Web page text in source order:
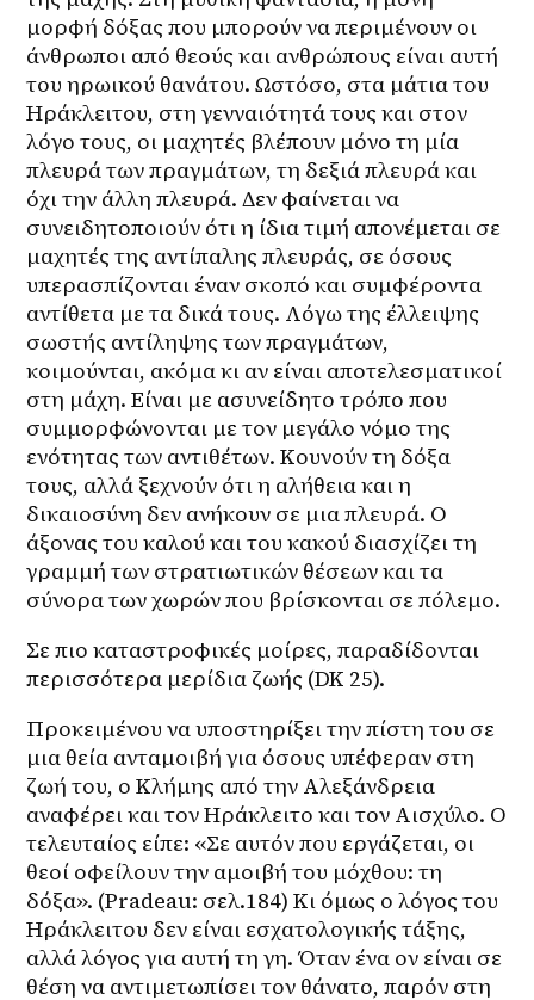
μορφή δόξας που μπορούν να περιμένουν οι
άνθρωποι από θεούς και ανθρώπους είναι αυτή
του ηρωικού θανάτου. Ωστόσο, στα μάτια του
Ηράκλειτου, στη γενναιότητά τους και στον
λόγο τους, οι μαχητές βλέπουν μόνο τη μία
πλευρά των πραγμάτων, τη δεξιά πλευρά και
όχι την άλλη πλευρά. Δεν φαίνεται να
συνειδητοποιούν ότι η ίδια τιμή απονέμεται σε
μαχητές της αντίπαλης πλευράς, σε όσους
υπερασπίζονται έναν σκοπό και συμφέροντα
αντίθετα με τα δικά τους. Λόγω της έλλειψης
σωστής αντίληψης των πραγμάτων,
κοιμούνται, ακόμα κι αν είναι αποτελεσματικοί
στη μάχη. Είναι με ασυνείδητο τρόπο που
συμμορφώνονται με τον μεγάλο νόμο της
ενότητας των αντιθέτων. Κουνούν τη δόξα
τους, αλλά ξεχνούν ότι η αλήθεια και η
δικαιοσύνη δεν ανήκουν σε μια πλευρά. Ο
άξονας του καλού και του κακού διασχίζει τη
γραμμή των στρατιωτικών θέσεων και τα
σύνορα των χωρών που βρίσκονται σε πόλεμο.
Σε πιο καταστροφικές μοίρες, παραδίδονται
περισσότερα μερίδια ζωής (DK 25).
Προκειμένου να υποστηρίξει την πίστη του σε
μια θεία ανταμοιβή για όσους υπέφεραν στη
ζωή του, ο Κλήμης από την Αλεξάνδρεια
αναφέρει και τον Ηράκλειτο και τον Αισχύλο. Ο
τελευταίος είπε: «Σε αυτόν που εργάζεται, οι
θεοί οφείλουν την αμοιβή του μόχθου: τη
δόξα». (Pradeau: σελ.184) Κι όμως ο λόγος του
Ηράκλειτου δεν είναι εσχατολογικής τάξης,
αλλά λόγος για αυτή τη γη. Όταν ένα ον είναι σε
θέση να αντιμετωπίσει τον θάνατο, παρόν στη